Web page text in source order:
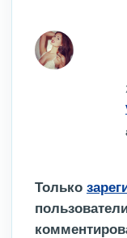
Только